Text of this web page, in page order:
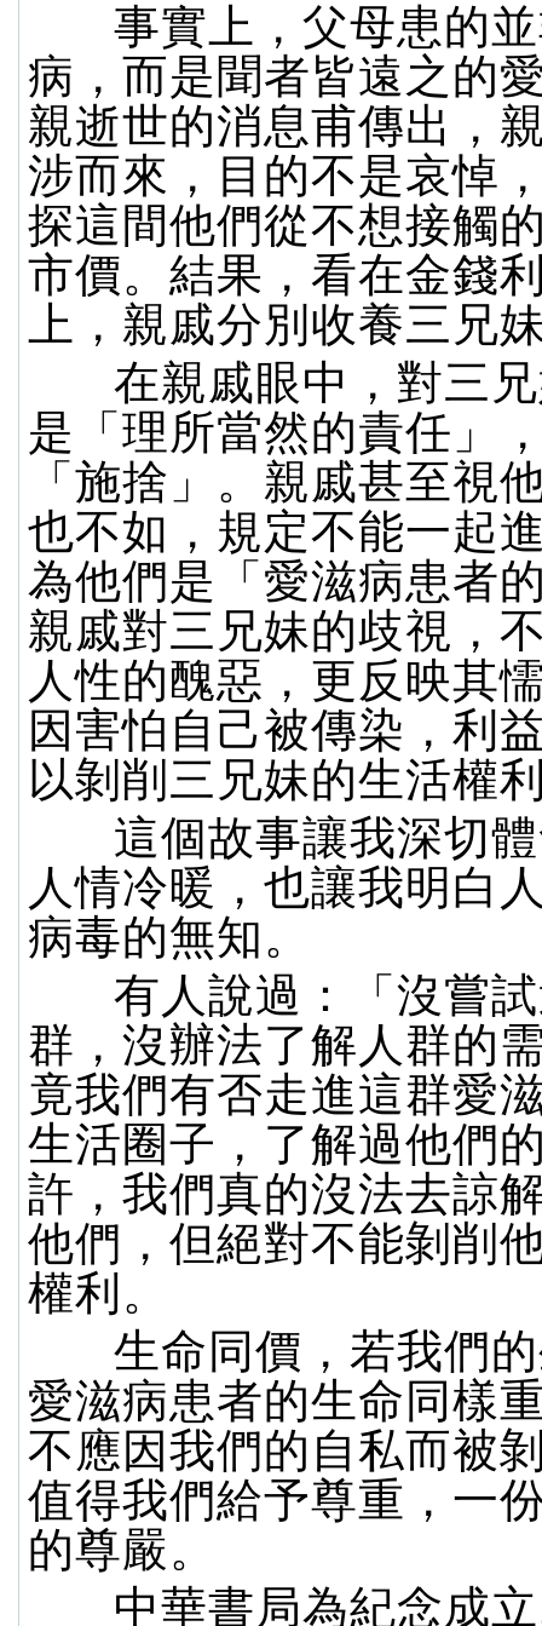
事實上，父母患的
病，而是聞者皆遠之的
親逝世的消息甫傳出，
涉而來，目的不是哀悼
探這間他們從不想接觸
市價。結果，看在金錢
上，親戚分別收養三兄
在親戚眼中，對三
是「理所當然的責任」
「施捨」。親戚甚至視
也不如，規定不能一起
為他們是「愛滋病患者
親戚對三兄妹的歧視，
人性的醜惡，更反映其
因害怕自己被傳染，利
以剝削三兄妹的生活權
這個故事讓我深切
人情冷暖，也讓我明白
病毒的無知。
有人說過：「沒嘗
群，沒辦法了解人群的
竟我們有否走進這群愛
生活圈子，了解過他們
許，我們真的沒法去諒
他們，但絕對不能剝削
權利。
生命同價，若我們
愛滋病患者的生命同樣
不應因我們的自私而被
值得我們給予尊重，一
的尊嚴。
中華書局為紀念成